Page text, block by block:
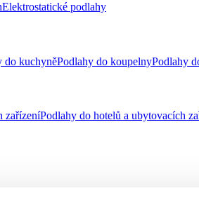
Elektrostatické podlahy
do kuchyněPodlahy do koupelnyPodlahy
zařízeníPodlahy do hotelů a ubytovacích